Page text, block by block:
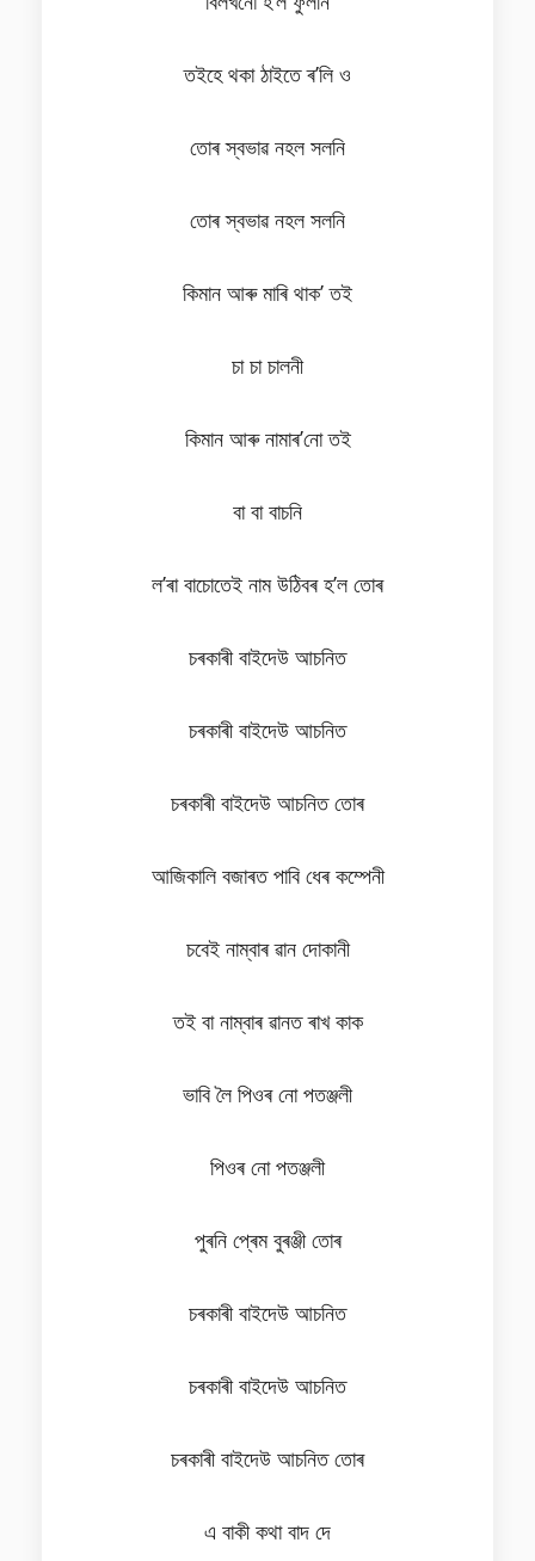
তইহে থকা ঠাইতে ৰ’লি ও
তোৰ স্বভাৱ নহল সলনি
তোৰ স্বভাৱ নহল সলনি
কিমান আৰু মাৰি থাক’ তই
চা চা চালনী
কিমান আৰু নামাৰ’নো তই
বা বা বাচনি
ল’ৰা বাচোতেই নাম উঠিবৰ হ’ল তোৰ
চৰকাৰী বাইদেউ আচনিত
চৰকাৰী বাইদেউ আচনিত
চৰকাৰী বাইদেউ আচনিত তোৰ
আজিকালি বজাৰত পাবি ধেৰ কম্পেনী
চবেই নাম্বাৰ ৱান দোকানী
তই বা নাম্বাৰ ৱানত ৰাখ কাক
ভাবি লৈ পিওৰ নো পতঞ্জলী
পিওৰ নো পতঞ্জলী
পুৰনি প্ৰেম বুৰঞ্জী তোৰ
চৰকাৰী বাইদেউ আচনিত
চৰকাৰী বাইদেউ আচনিত
চৰকাৰী বাইদেউ আচনিত তোৰ
এ বাকী কথা বাদ দে